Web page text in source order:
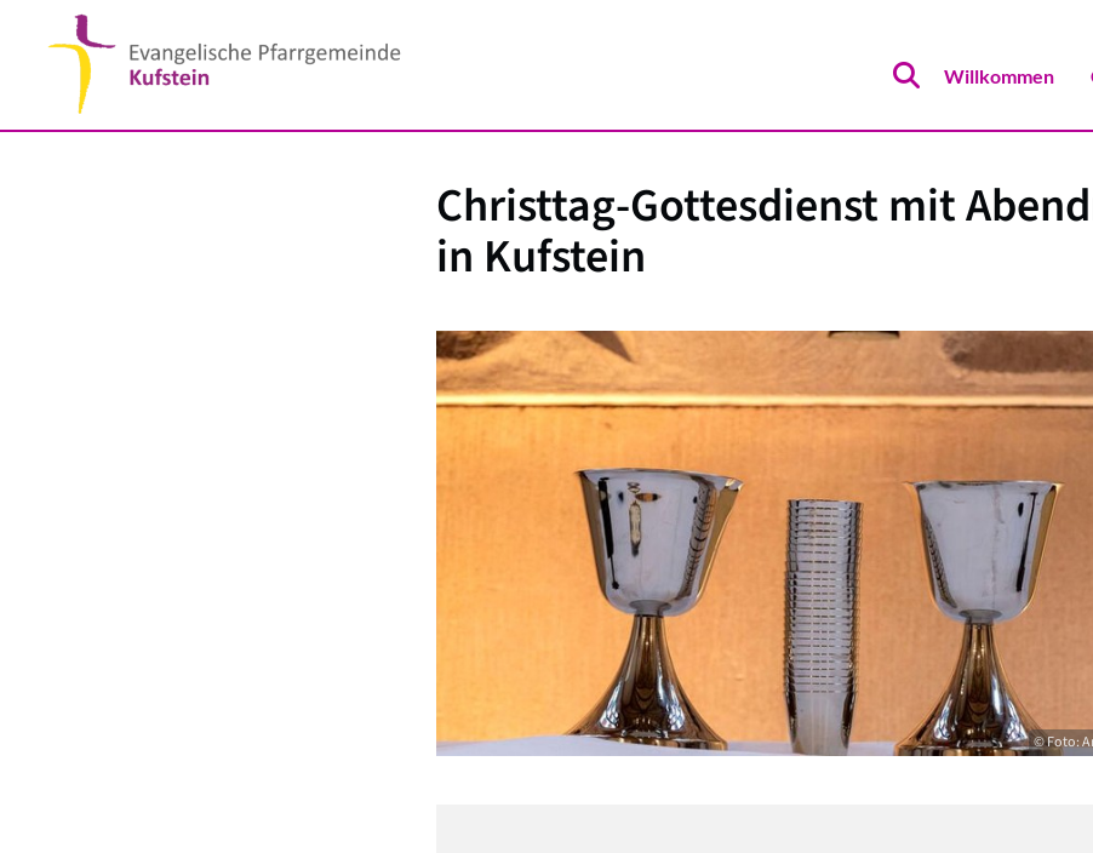
Willkommen
Christtag-Gottesdienst mit
in Kufstein
© Foto: